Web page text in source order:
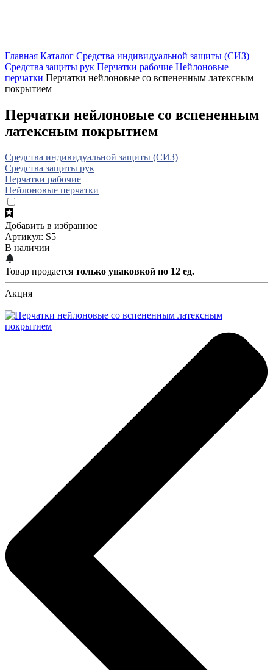
Главная Каталог Средства индивидуальной защиты (СИЗ)
Средства защиты рук Перчатки рабочие Нейлоновые
перчатки Перчатки нейлоновые со вспененным латексным
покрытием
Перчатки нейлоновые со вспененным
латексным покрытием
Средства индивидуальной защиты (СИЗ)
Средства защиты рук
Перчатки рабочие
Нейлоновые перчатки
Добавить в избранное
Артикул: S5
В наличии
Товар продается только упаковкой по 12 ед.
Акция